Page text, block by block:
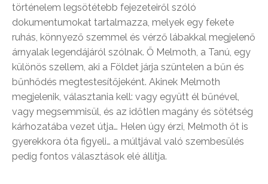
történelem legsötétebb fejezeteiről szóló
dokumentumokat tartalmazza, melyek egy fekete
ruhás, könnyező szemmel és vérző lábakkal megjelenő
árnyalak legendájáról szólnak. Ő Melmoth, a Tanú, egy
különös szellem, aki a Földet járja szüntelen a bűn és
bűnhődés megtestesítőjeként. Akinek Melmoth
megjelenik, választania kell: vagy együtt él bűnével,
vagy megsemmisül, és az időtlen magány és sötétség
kárhozatába vezet útja… Helen úgy érzi, Melmoth őt is
gyerekkora óta figyeli… a múltjával való szembesülés
pedig fontos választások elé állítja.